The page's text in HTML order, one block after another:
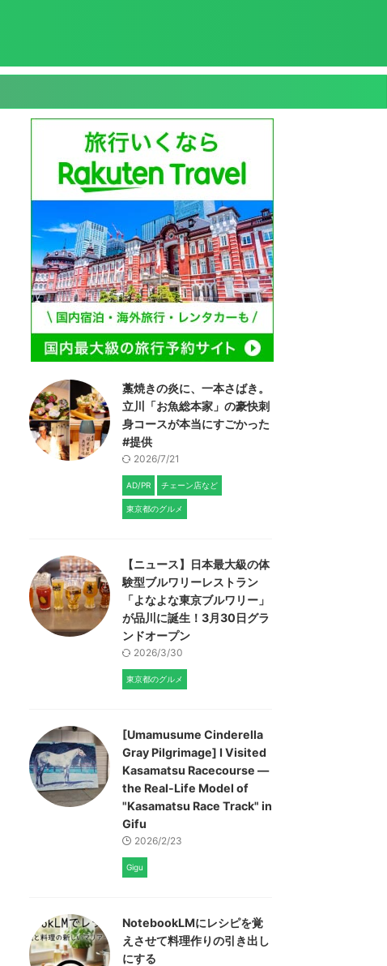
藁焼きの炎に、一本さばき。
立川「お魚総本家」の豪快刺
身コースが本当にすごかった
#提供
2026/7/21
AD/PR チェーン店など
東京都のグルメ
【ニュース】日本最大級の体
験型ブルワリーレストラン
「よなよな東京ブルワリー」
が品川に誕生！3月30日グラ
ンドオープン
2026/3/30
東京都のグルメ
[Umamusume Cinderella
Gray Pilgrimage] I Visited
Kasamatsu Racecourse —
the Real-Life Model of
"Kasamatsu Race Track" in
Gifu
2026/2/23
Gigu
NotebookLMにレシピを覚
えさせて料理作りの引き出し
にする